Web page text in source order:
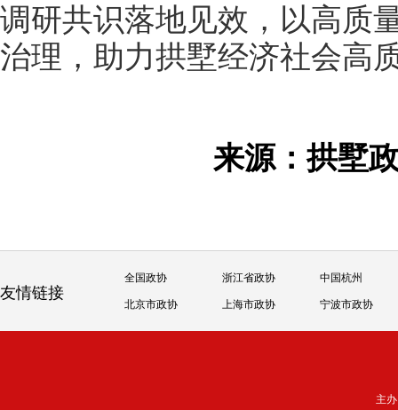
调研共识落地见效，以高质
治理，助力拱墅经济社会高
来源：拱
友情链接
全国政协 浙江省政协 中国杭州
北京市政协 上海市政协 宁波市政协
主